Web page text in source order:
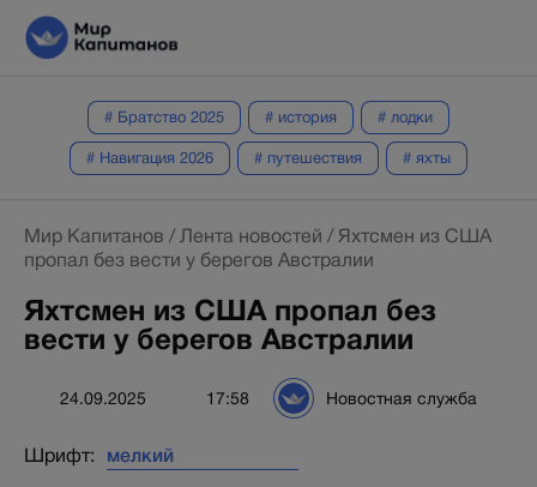
# Братство 2025 # история # лодки
# Навигация 2026 # путешествия # яхты
Мир Капитанов / Лента новостей / Яхтсмен из США
пропал без вести у берегов Австралии
Яхтсмен из США пропал без
вести у берегов Австралии
24.09.2025 17:58 Новостная служба
Шрифт: